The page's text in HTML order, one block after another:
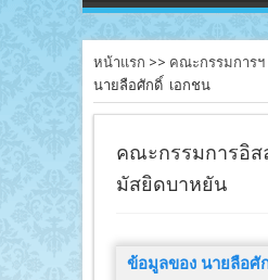
หน้าแรก >> คณะกรรมการ
นายลือศักดิ์ เอกชน
คณะกรรมการอิส
มัสยิดบาหยัน
ข้อมูลของ นายลือศั